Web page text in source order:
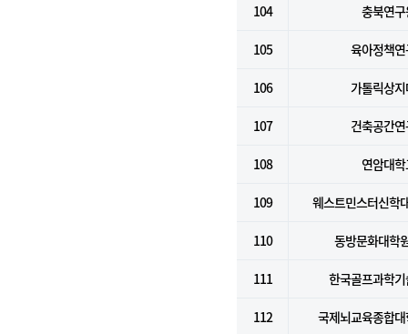
104 충북연
105 육아정책
106 가톨릭상
107 건축공간
108 연암대
109 웨스트민스터신학
110 동방문화대학
111 한국골프과학
112 국제뇌교육종합